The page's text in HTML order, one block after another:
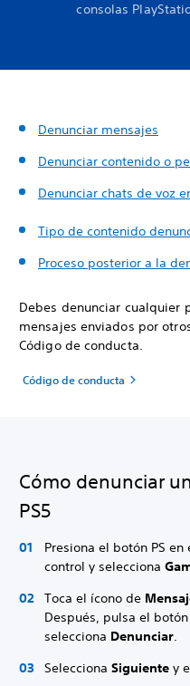
consolas
Denunciar mensajes
Denunciar contenido o
Denunciar chats de voz
Tipo de contenido
Proceso posterior a la
Debes denunciar cualquier
mensajes enviados por
Código de conducta.
Código de conducta
Cómo denunciar
PS5
Presiona el botón PS
control y selecciona
Toca el ícono de
Después, pulsa el
selecciona Denunciar.
Selecciona Siguiente y